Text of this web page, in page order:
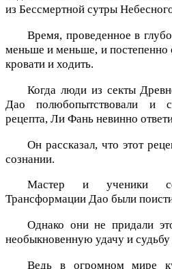
из Бессмертной сутры
Время, проведенное в
меньше и меньше, и постепенно
кровати и ходить.
Когда люди из секты
Дао полюбопытствовали и
рецепта, Ли Фань невинно
Он рассказал, что этот
сознании.
Мастер и ученики
Трансформации Дао были
Однако они не придали
необыкновенную удачу и
Ведь в огромном мире